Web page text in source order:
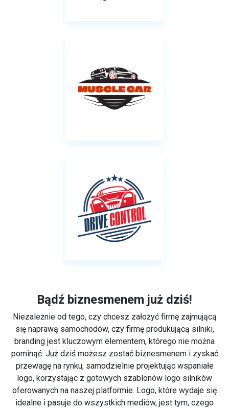
Bądź biznesmenem już dziś!
Niezależnie od tego, czy chcesz założyć firmę zajmującą
się naprawą samochodów, czy firmę produkującą silniki,
branding jest kluczowym elementem, którego nie można
pominąć. Już dziś możesz zostać biznesmenem i zyskać
przewagę na rynku, samodzielnie projektując wspaniałe
logo, korzystając z gotowych szablonów logo silników
oferowanych na naszej platformie. Logo, które wydaje się
idealne i pasuje do wszystkich mediów, jest tym, czego